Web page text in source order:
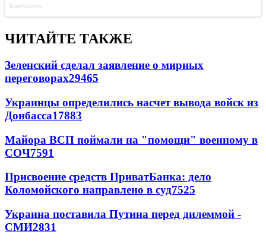
ЧИТАЙТЕ ТАКЖЕ
Зеленский сделал заявление о мирных
переговорах29465
Украинцы определились насчет вывода войск из
Донбасса17883
Майора ВСП поймали на "помощи" военному в
СОЧ7591
Присвоение средств ПриватБанка: дело
Коломойского направлено в суд7525
Украина поставила Путина перед дилеммой -
СМИ2831